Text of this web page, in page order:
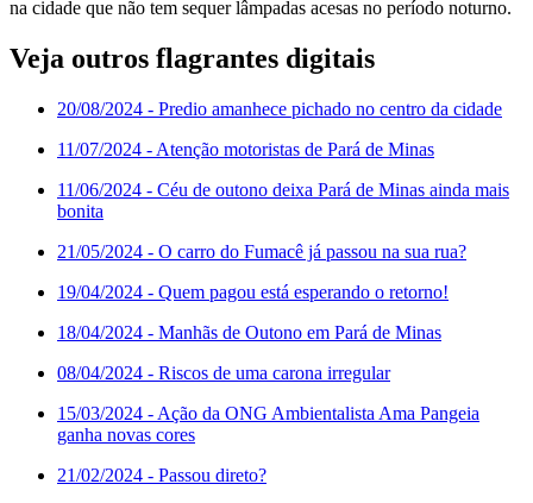
na cidade que não tem sequer lâmpadas acesas no período noturno.
Veja outros flagrantes digitais
20/08/2024 - Predio amanhece pichado no centro da cidade
11/07/2024 - Atenção motoristas de Pará de Minas
11/06/2024 - Céu de outono deixa Pará de Minas ainda mais
bonita
21/05/2024 - O carro do Fumacê já passou na sua rua?
19/04/2024 - Quem pagou está esperando o retorno!
18/04/2024 - Manhãs de Outono em Pará de Minas
08/04/2024 - Riscos de uma carona irregular
15/03/2024 - Ação da ONG Ambientalista Ama Pangeia
ganha novas cores
21/02/2024 - Passou direto?